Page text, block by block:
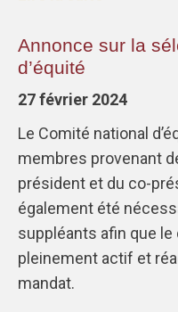
Annonce sur la
d’équité
27 février 2024
Le Comité national
membres provenant
président et du co-
également été
suppléants afin que
pleinement actif et
mandat.